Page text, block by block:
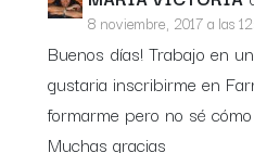
8 noviembre, 2017 a las
Buenos días! Trabajo en
gustaria inscribirme en
formarme pero no sé
Muchas gracias